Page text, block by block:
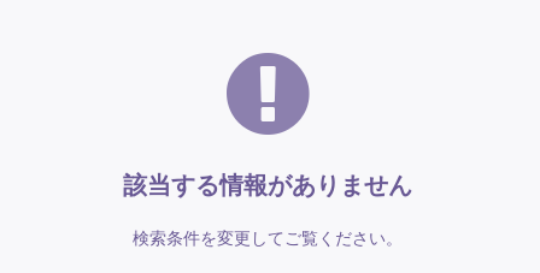
該当する情報がありません
検索条件を変更してご覧ください。